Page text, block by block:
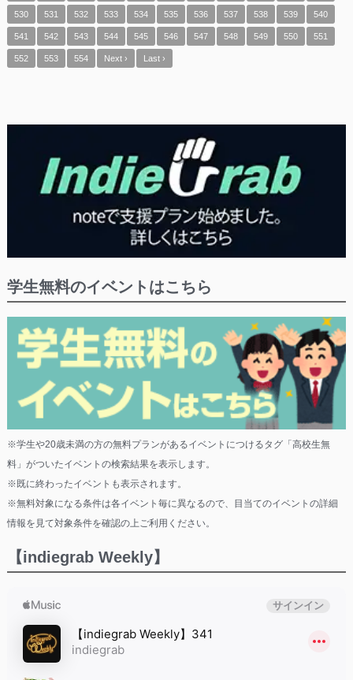
530 531 532 533 534 535 536 537 538 539 540
541 542 543 544 545 546 547 548 549 550 551
552 553 554 Next › Last ›
学生無料のイベントはこちら
※学生や20歳未満の方の無料プランがあるイベントにつけるタグ「高校生無
料」がついたイベントの検索結果を表示します。
※既に終わったイベントも表示されます。
※無料対象になる条件は各イベント毎に異なるので、目当てのイベントの詳細
情報を見て対象条件を確認の上ご利用ください。
【indiegrab Weekly】